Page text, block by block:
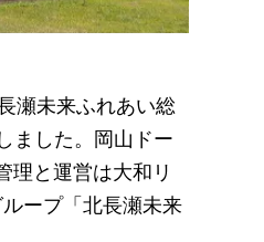
瀬未来ふれあい総
ました。岡山ドー
理と運営は大和リ
ープ「北長瀬未来